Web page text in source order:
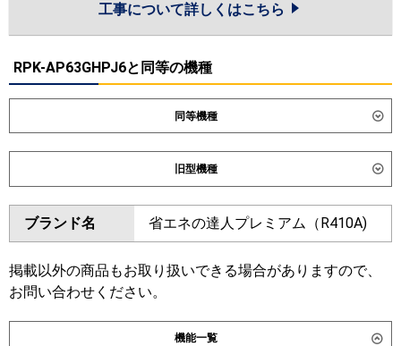
工事について詳しくはこちら
RPK-AP63GHPJ6と同等の機種
同等機種
ダイキン
東芝
三菱電機
日立
三菱重工
旧型機種
ダイキン
東芝
三菱電機
ブランド名 省エネの達人プレミアム（R410A)
掲載以外の商品もお取り扱いできる場合がありますので、
お問い合わせください。
機能一覧